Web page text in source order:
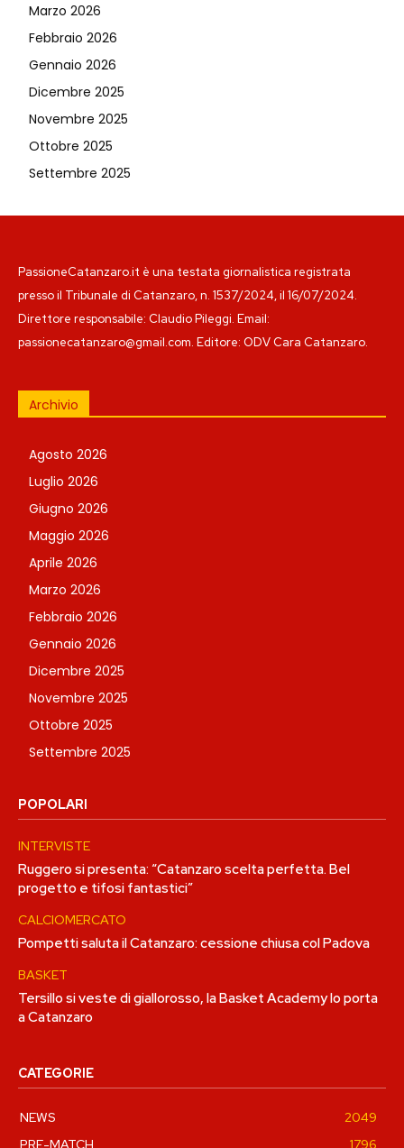
Marzo 2026
Febbraio 2026
Gennaio 2026
Dicembre 2025
Novembre 2025
Ottobre 2025
Settembre 2025
PassioneCatanzaro.it è una testata giornalistica registrata
presso il Tribunale di Catanzaro, n. 1537/2024, il 16/07/2024.
Direttore responsabile: Claudio Pileggi. Email:
passionecatanzaro@gmail.com. Editore: ODV Cara Catanzaro.
Archivio
Agosto 2026
Luglio 2026
Giugno 2026
Maggio 2026
Aprile 2026
Marzo 2026
Febbraio 2026
Gennaio 2026
Dicembre 2025
Novembre 2025
Ottobre 2025
Settembre 2025
POPOLARI
INTERVISTE
Ruggero si presenta: “Catanzaro scelta perfetta. Bel
progetto e tifosi fantastici”
CALCIOMERCATO
Pompetti saluta il Catanzaro: cessione chiusa col Padova
BASKET
Tersillo si veste di giallorosso, la Basket Academy lo porta
a Catanzaro
CATEGORIE
NEWS
2049
PRE-MATCH
1796